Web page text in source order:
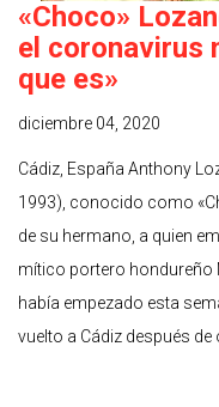
«Choco»
el coronavirus
que es»
diciembre 04, 2020
Cádiz, España Anthony
1993), conocido como
de su hermano, a quien
mítico portero hondureño
había empezado esta
vuelto a Cádiz después de